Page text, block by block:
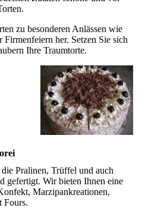
zu besonderen Anlässen wie
her. Setzen Sie sich
Ihre Traumtorte.
Pralinen, Trüffel und auch
gefertigt. Wir bieten Ihnen eine
Marzipankreationen,
Fours.